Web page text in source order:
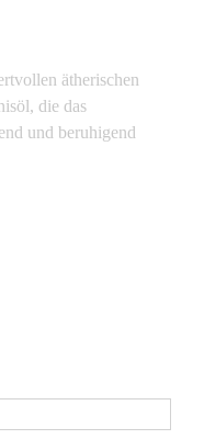
ätherischen
die das
und beruhigend